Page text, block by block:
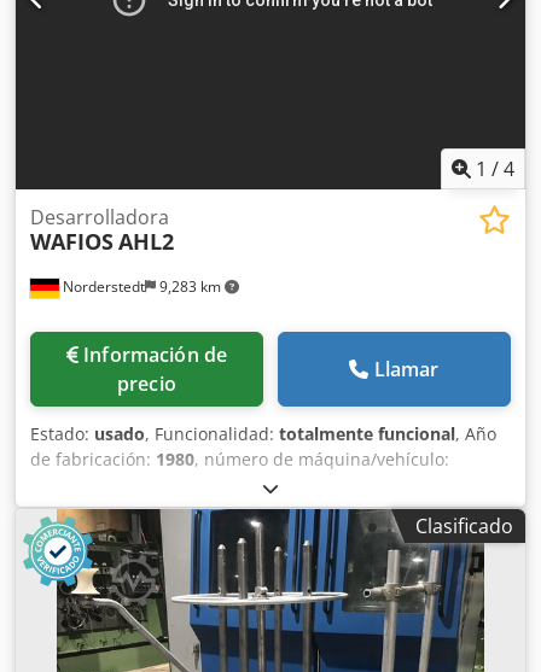
1 /4
Norderstedt 9,283 km
Desarrolladora
WAFIOSAHL2
Información de
precio
Llamar
Estado: usado, Funcionalidad: totalmente funcional, Año
de fabricación: 1980, número de máquina/vehículo:
, Oferta No.: D02L/7983 Tipo de maquina:
desarrolladora Info: horizontal Marca: WAFIOS Tipo: AHL2
Ano: 1980 Crodpewi Sx Rjfx Akbof diámetro max. dee rollo:
1000 mm fuerza portante: 150 kg Sitio: Nuestros almacén
Clasificado